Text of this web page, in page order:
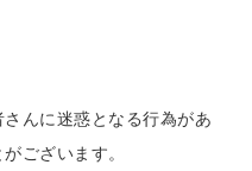
んに迷惑となる行為があ
ございます。